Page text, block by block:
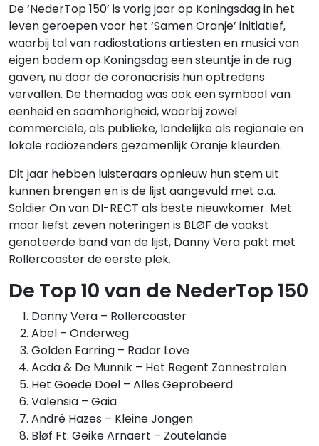
De ‘NederTop 150’ is vorig jaar op Koningsdag in het
leven geroepen voor het ‘Samen Oranje’ initiatief,
waarbij tal van radiostations artiesten en musici van
eigen bodem op Koningsdag een steuntje in de rug
gaven, nu door de coronacrisis hun optredens
vervallen. De themadag was ook een symbool van
eenheid en saamhorigheid, waarbij zowel
commerciële, als publieke, landelijke als regionale en
lokale radiozenders gezamenlijk Oranje kleurden.
Dit jaar hebben luisteraars opnieuw hun stem uit
kunnen brengen en is de lijst aangevuld met o.a.
Soldier On van DI-RECT als beste nieuwkomer. Met
maar liefst zeven noteringen is BLØF de vaakst
genoteerde band van de lijst, Danny Vera pakt met
Rollercoaster de eerste plek.
De Top 10 van de NederTop 150
Danny Vera – Rollercoaster
Abel – Onderweg
Golden Earring – Radar Love
Acda & De Munnik – Het Regent Zonnestralen
Het Goede Doel – Alles Geprobeerd
Valensia – Gaia
André Hazes – Kleine Jongen
Bløf Ft. Geike Arnaert – Zoutelande